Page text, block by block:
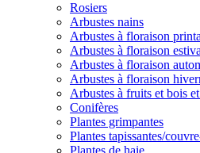
Rosiers
Arbustes nains
Arbustes à floraison
Arbustes à floraison
Arbustes à floraison
Arbustes à floraison
Arbustes à fruits et bois
Conifères
Plantes grimpantes
Plantes tapissantes/
Plantes de haie